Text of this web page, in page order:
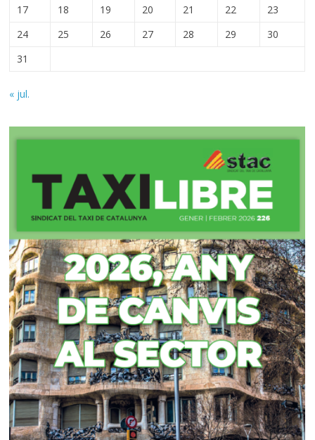
17
18 19 20 21 22
23
24
25 26 27 28 29
30
31
« jul.